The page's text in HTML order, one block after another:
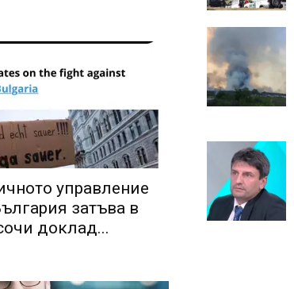
управление
затъва в
доклад...